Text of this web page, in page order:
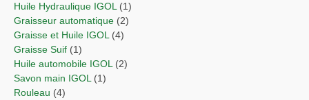
Huile Hydraulique IGOL (1)
Graisseur automatique (2)
Graisse et Huile IGOL (4)
Graisse Suif (1)
Huile automobile IGOL (2)
Savon main IGOL (1)
Rouleau (4)